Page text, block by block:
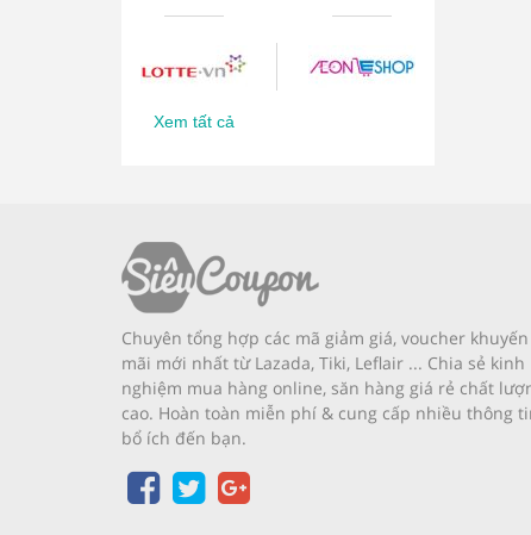
Xem tất cả
Chuyên tổng hợp các mã giảm giá, voucher khuyến
mãi mới nhất từ Lazada, Tiki, Leflair ... Chia sẻ kinh
nghiệm mua hàng online, săn hàng giá rẻ chất
cao. Hoàn toàn miễn phí & cung cấp nhiều thông
bổ ích đến bạn.